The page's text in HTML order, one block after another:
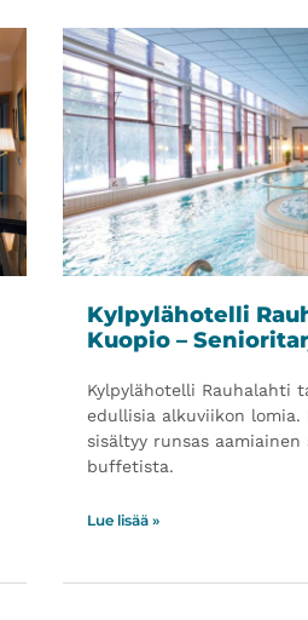
Kylpylähotelli
Kuopio –
Kylpylähotelli Rauhalahti
edullisia alkuviikon lomia.
sisältyy runsas aamiainen
buffetista.
Lue lisää »